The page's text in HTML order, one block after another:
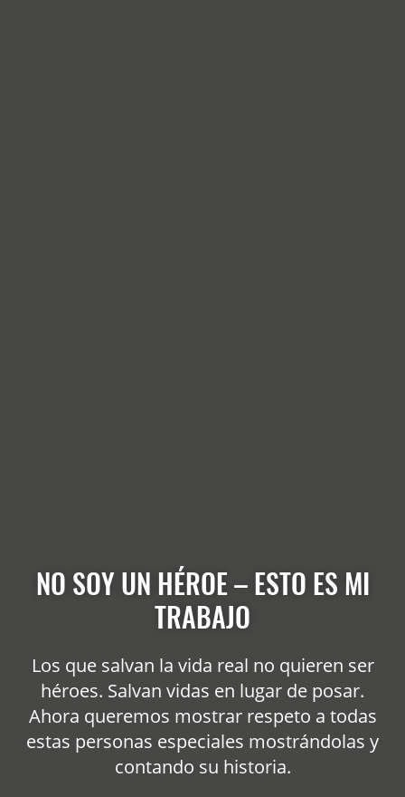
NO SOY UN HÉROE – ESTO ES MI
TRABAJO
Los que salvan la vida real no quieren ser
héroes. Salvan vidas en lugar de posar.
Ahora queremos mostrar respeto a todas
estas personas especiales mostrándolas y
contando su historia.